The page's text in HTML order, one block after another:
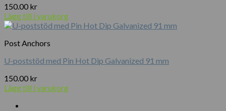
150.00 kr
Lägg till i varukorg
Post Anchors
U-poststöd med Pin Hot Dip Galvanized 91 mm
150.00 kr
Lägg till i varukorg